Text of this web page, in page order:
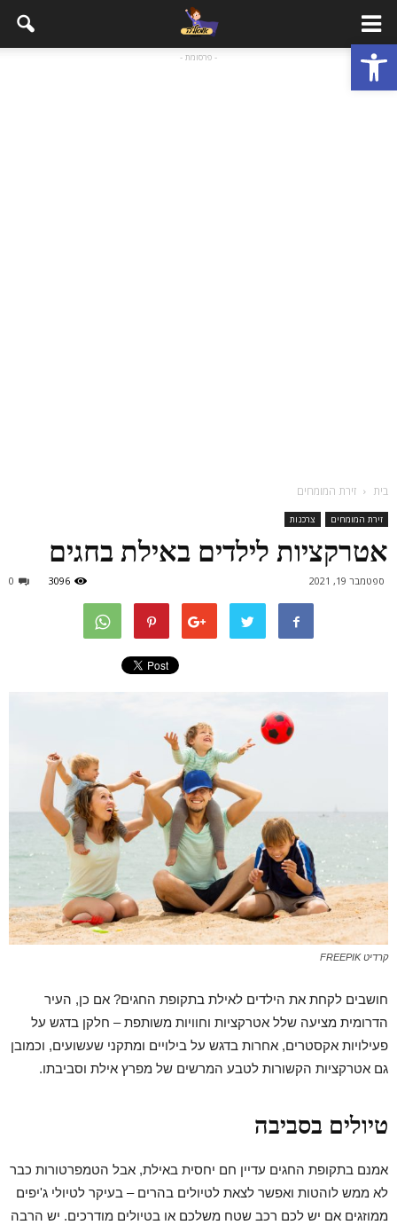
פתח סרגל נגישות - פרסומת -
בית זירת המומחים
זירת המומחים צרכנות
אטרקציות לילדים באילת בחגים
ספטמבר 19, 2021 0 3096
קרדיט FREEPIK
חושבים לקחת את הילדים לאילת בתקופת החגים? אם כן, העיר
הדרומית מציעה שלל אטרקציות וחוויות משותפת – חלקן בדגש על
פעילויות אקסטרים, אחרות בדגש על בילויים ומתקני שעשועים, וכמובן
גם אטרקציות הקשורות לטבע המרשים של מפרץ אילת וסביבתו.
טיולים בסביבה
אמנם בתקופת החגים עדיין חם יחסית באילת, אבל הטמפרטורות כבר
לא ממש לוהטות ואפשר לצאת לטיולים בהרים – בעיקר לטיולי ג'יפים
ממוזגים אם יש לכם רכב שטח משלכם או בטיולים מודרכים. יש הרבה